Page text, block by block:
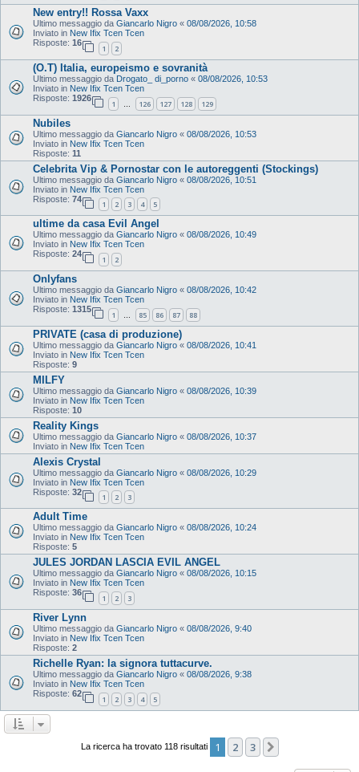
New entry!! Rossa Vaxx
Ultimo messaggio da Giancarlo Nigro « 08/08/2026, 10:58
Inviato in New Ifix Tcen Tcen
Risposte: 16
1 2
(O.T) Italia, europeismo e sovranità
Ultimo messaggio da Drogato_ di_porno « 08/08/2026, 10:53
Inviato in New Ifix Tcen Tcen
Risposte: 1926
1 … 126 127 128 129
Nubiles
Ultimo messaggio da Giancarlo Nigro « 08/08/2026, 10:53
Inviato in New Ifix Tcen Tcen
Risposte: 11
Celebrita Vip & Pornostar con le autoreggenti (Stockings)
Ultimo messaggio da Giancarlo Nigro « 08/08/2026, 10:51
Inviato in New Ifix Tcen Tcen
Risposte: 74
1 2 3 4 5
ultime da casa Evil Angel
Ultimo messaggio da Giancarlo Nigro « 08/08/2026, 10:49
Inviato in New Ifix Tcen Tcen
Risposte: 24
1 2
Onlyfans
Ultimo messaggio da Giancarlo Nigro « 08/08/2026, 10:42
Inviato in New Ifix Tcen Tcen
Risposte: 1315
1 … 85 86 87 88
PRIVATE (casa di produzione)
Ultimo messaggio da Giancarlo Nigro « 08/08/2026, 10:41
Inviato in New Ifix Tcen Tcen
Risposte: 9
MILFY
Ultimo messaggio da Giancarlo Nigro « 08/08/2026, 10:39
Inviato in New Ifix Tcen Tcen
Risposte: 10
Reality Kings
Ultimo messaggio da Giancarlo Nigro « 08/08/2026, 10:37
Inviato in New Ifix Tcen Tcen
Alexis Crystal
Ultimo messaggio da Giancarlo Nigro « 08/08/2026, 10:29
Inviato in New Ifix Tcen Tcen
Risposte: 32
1 2 3
Adult Time
Ultimo messaggio da Giancarlo Nigro « 08/08/2026, 10:24
Inviato in New Ifix Tcen Tcen
Risposte: 5
JULES JORDAN LASCIA EVIL ANGEL
Ultimo messaggio da Giancarlo Nigro « 08/08/2026, 10:15
Inviato in New Ifix Tcen Tcen
Risposte: 36
1 2 3
River Lynn
Ultimo messaggio da Giancarlo Nigro « 08/08/2026, 9:40
Inviato in New Ifix Tcen Tcen
Risposte: 2
Richelle Ryan: la signora tuttacurve.
Ultimo messaggio da Giancarlo Nigro « 08/08/2026, 9:38
Inviato in New Ifix Tcen Tcen
Risposte: 62
1 2 3 4 5
La ricerca ha trovato 118 risultati 1 2 3